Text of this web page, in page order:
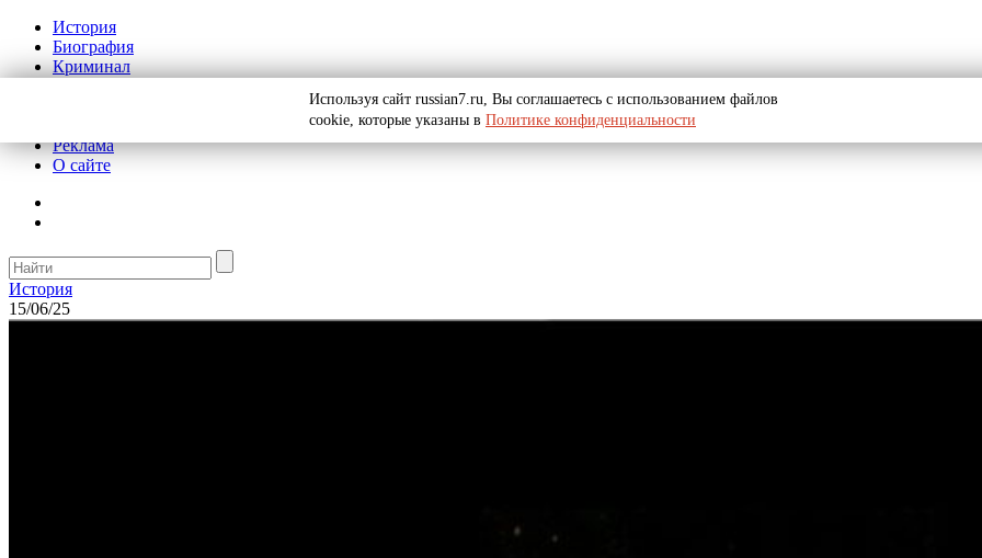
История
Биография
Криминал
Реклама
О сайте
История
15/06/25
Используя сайт russian7.ru, Вы соглашаетесь с использованием файлов
cookie, которые указаны в Политике конфиденциальности